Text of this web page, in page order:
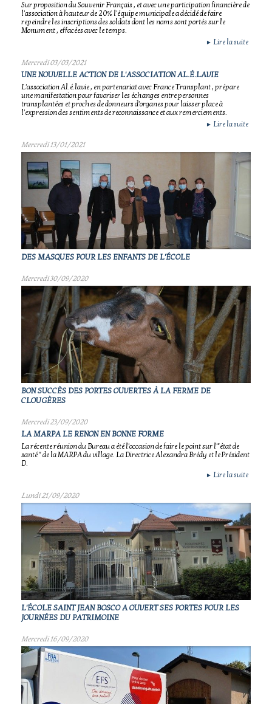
Sur proposition du Souvenir Français , et avec une participation financière de
l'association à hauteur de 20% l'équipe municipale a décidé de faire
repeindre les inscriptions des soldats dont les noms sont portés sur le
Monument , effacées avec le temps.
► Lire la suite
Mercredi 03/03/2021
UNE NOUVELLE ACTION DE L'ASSOCIATION AL.É.LAVIE
L'association Al.é.lavie , en partenariat avec France Transplant , prépare
une manifestation pour favoriser les échanges entre personnes
transplantées et proches de donneurs d'organes pour laisser place à
l'expression des sentiments de reconnaissance et aux remerciements.
► Lire la suite
Mercredi 13/01/2021
DES MASQUES POUR LES ENFANTS DE L'ÉCOLE
Mercredi 30/09/2020
BON SUCCÈS DES PORTES OUVERTES À LA FERME DE
CLOUGÈRES
Mercredi 23/09/2020
LA MARPA LE RENON EN BONNE FORME
La récente réunion du Bureau a été l'occasion de faire le point sur l'"état de
santé " de la MARPA du village. La Directrice Alexandra Brédy et le Président
D.
► Lire la suite
Lundi 21/09/2020
L'ÉCOLE SAINT JEAN BOSCO A OUVERT SES PORTES POUR LES
JOURNÉES DU PATRIMOINE
Mercredi 16/09/2020